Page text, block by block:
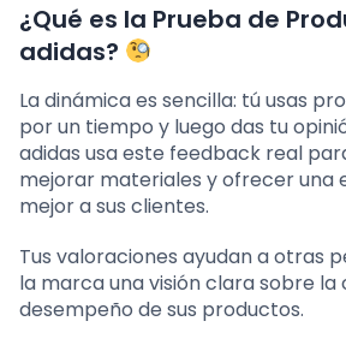
¿Qué es la Prueba de
adidas?
La dinámica es sencilla: tú usas
por un tiempo y luego das tu
adidas usa este feedback real
mejorar materiales y ofrecer una
mejor a sus clientes.
Tus valoraciones ayudan a otras
la marca una visión clara sobre la
desempeño de sus productos.